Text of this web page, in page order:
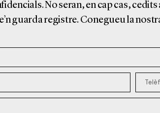
No seran, en cap cas,
guarda registre. Conegueu la